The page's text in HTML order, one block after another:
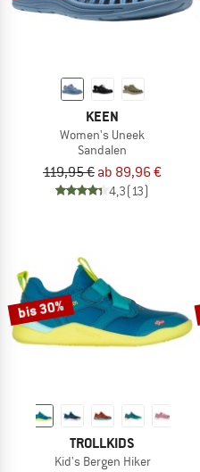
KEEN
Women's Uneek
Sandalen
119,95 € ab 89,96 €
4,3(13)
bis 30%
TROLLKIDS
Kid's Bergen Hiker